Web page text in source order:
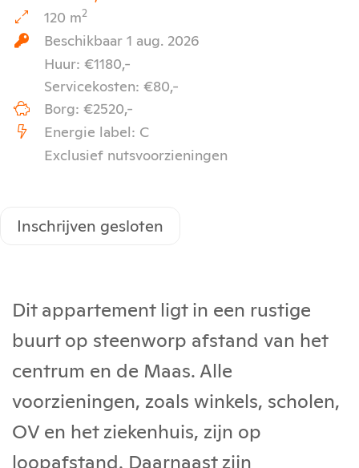
120 m2
Beschikbaar 1 aug. 2026
Huur: €1180,-
Servicekosten: €80,-
Borg: €2520,-
Energie label: C
Exclusief nutsvoorzieningen
Inschrijven gesloten
Dit appartement ligt in een rustige
buurt op steenworp afstand van het
centrum en de Maas. Alle
voorzieningen, zoals winkels, scholen,
OV en het ziekenhuis, zijn op
loopafstand. Daarnaast zijn